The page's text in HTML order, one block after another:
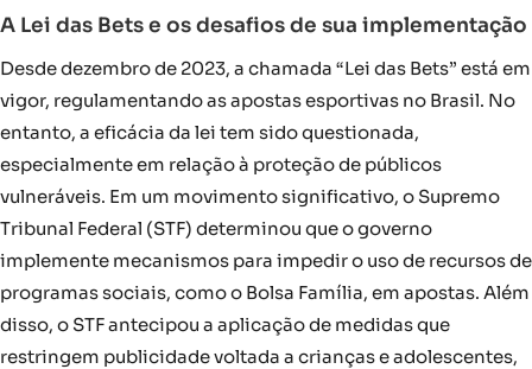
A Lei das Bets e os desafios de sua implementação
Desde dezembro de 2023, a chamada “Lei das Bets” está em
vigor, regulamentando as apostas esportivas no Brasil. No
entanto, a eficácia da lei tem sido questionada,
especialmente em relação à proteção de públicos
vulneráveis. Em um movimento significativo, o Supremo
Tribunal Federal (STF) determinou que o governo
implemente mecanismos para impedir o uso de recursos de
programas sociais, como o Bolsa Família, em apostas. Além
disso, o STF antecipou a aplicação de medidas que
restringem publicidade voltada a crianças e adolescentes,